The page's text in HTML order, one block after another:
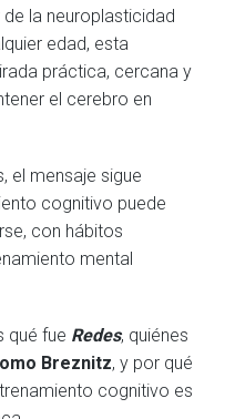
la neuroplasticidad
edad, esta
práctica, cercana y
el cerebro en
el mensaje sigue
cognitivo puede
con hábitos
mental
qué fue Redes, quiénes
Breznitz, y por qué
cognitivo es